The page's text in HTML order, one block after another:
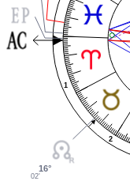
1
2
16°
02'